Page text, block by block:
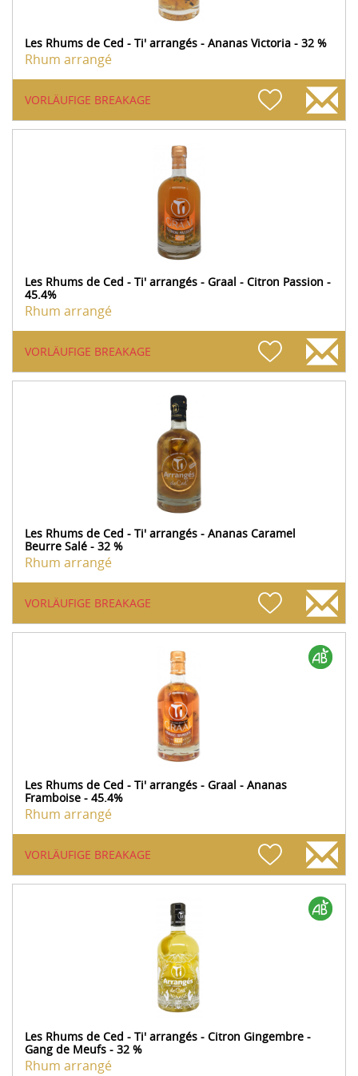
Les Rhums de Ced - Ti' arrangés - Ananas Victoria - 32 %
Rhum arrangé
VORLÄUFIGE BREAKAGE
Les Rhums de Ced - Ti' arrangés - Graal - Citron Passion -
45.4%
Rhum arrangé
VORLÄUFIGE BREAKAGE
Les Rhums de Ced - Ti' arrangés - Ananas Caramel
Beurre Salé - 32 %
Rhum arrangé
VORLÄUFIGE BREAKAGE
Les Rhums de Ced - Ti' arrangés - Graal - Ananas
Framboise - 45.4%
Rhum arrangé
VORLÄUFIGE BREAKAGE
Les Rhums de Ced - Ti' arrangés - Citron Gingembre -
Gang de Meufs - 32 %
Rhum arrangé